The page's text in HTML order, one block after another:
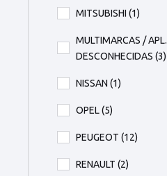
MITSUBISHI (1)
MULTIMARCAS / APL.
DESCONHECIDAS (3)
NISSAN (1)
OPEL(5)
PEUGEOT (12)
RENAULT (2)